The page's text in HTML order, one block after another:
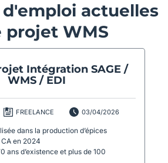
Intégration SAGE /
WMS / EDI
FREELANCE 03/04/2026
dans la production d’épices
en 2024
ans d’existence et plus de 100
actuelles
projet WMS